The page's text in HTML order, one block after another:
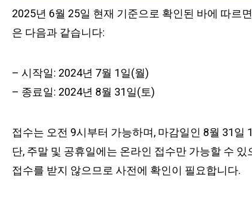
2025년 6월 25일 현재 기준으로 확인된 바에 따르
은 다음과 같습니다:
– 시작일: 2024년 7월 1일(월)
– 종료일: 2024년 8월 31일(토)
접수는 오전 9시부터 가능하며, 마감일인 8월 31일
단, 주말 및 공휴일에는 온라인 접수만 가능할 수
접수를 받지 않으므로 사전에 확인이 필요합니다.